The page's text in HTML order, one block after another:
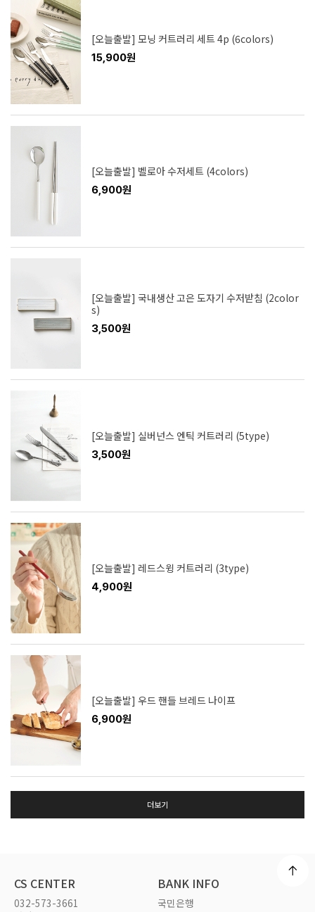
[오늘출발] 모닝 커트러리 세트 4p (6colors)
15,900원
[오늘출발] 벨로아 수저세트 (4colors)
6,900원
[오늘출발] 국내생산 고은 도자기 수저받침 (2color
s)
3,500원
[오늘출발] 실버넌스 엔틱 커트러리 (5type)
3,500원
[오늘출발] 레드스윙 커트러리 (3type)
4,900원
[오늘출발] 우드 핸들 브레드 나이프
6,900원
더보기
CS CENTER
032-573-3661
BANK INFO
국민은행